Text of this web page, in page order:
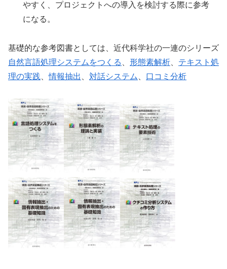
やすく、プロジェクトへの導入を検討する際に参考
になる。
基礎的な参考図書としては、近代科学社の一連のシリーズ
自然言語処理システムをつくる
形態素解析
テキスト処
理の実践 、情報抽出 対話システム 口コミ分析